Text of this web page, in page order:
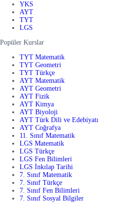
YKS
AYT
TYT
LGS
Popüler Kurslar
TYT Matematik
TYT Geometri
TYT Türkçe
AYT Matematik
AYT Geometri
AYT Fizik
AYT Kimya
AYT Biyoloji
AYT Türk Dili ve Edebiyatı
AYT Coğrafya
11. Sınıf Matematik
LGS Matematik
LGS Türkçe
LGS Fen Bilimleri
LGS İnkılap Tarihi
7. Sınıf Matematik
7. Sınıf Türkçe
7. Sınıf Fen Bilimleri
7. Sınıf Sosyal Bilgiler